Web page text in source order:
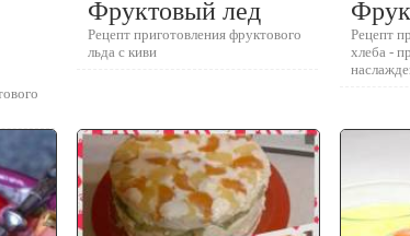
Фруктовый лед
Рецепт приготовления фруктового
льда с киви
Рецепт
хлеба -